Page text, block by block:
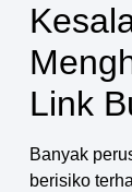
Link
Banyak
berisiko